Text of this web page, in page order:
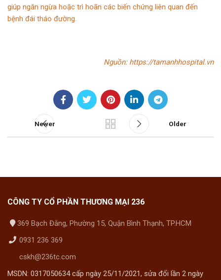
giúp ngăn ngừa hoặc trì hoãn các biến chứng liên quan đến
bệnh đái tháo đường.
Nguồn: https://tamanhhospital.vn
Newer Older
CÔNG TY CỔ PHẦN THƯƠNG MẠI 236
369 Bạch Đằng, Phường 15, Quận Bình Thạnh, TP.HCM
0931 236 369
cskh@236tc.com
MSDN: 0317050634 cấp ngày 25/11/2021, sửa đổi lần 2 ngày